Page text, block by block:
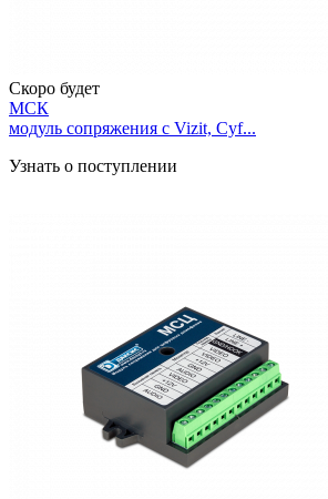
Скоро будет
МСК
модуль сопряжения с Vizit, Cyf...
Узнать о поступлении